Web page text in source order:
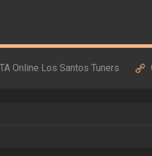
Online Los Santos Tuners